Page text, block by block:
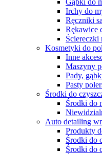
Gąbki do
Irchy do
Ręczniki
Rękawice
Ściereczki
Kosmetyki do
Inne
Maszyny
Pady,
Pasty
Środki do
Środki do
Auto detailing
Produkty
Środki do
Środki do